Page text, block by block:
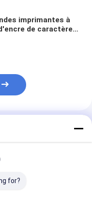
imprimantes à
de caractère
for?